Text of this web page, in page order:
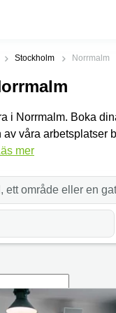
Stockholm Norrmalm
i Norrmalm. Boka
av våra arbetsplatser
mer